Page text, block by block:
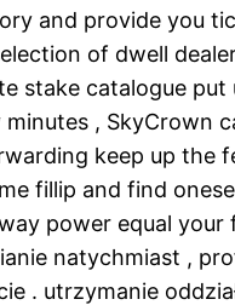
and provide you
of dwell
stake catalogue
, SkyCrown
keep up the
fillip and find
power equal
natychmiast ,
. utrzymanie